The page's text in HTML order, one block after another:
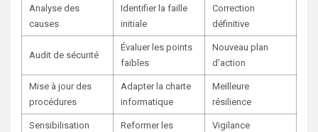
Analyse des
causes
Identifier la faille
initiale
Correction
définitive
Audit de sécurité
Évaluer les points
faibles
Nouveau plan
d’action
Mise à jour des
procédures
Adapter la charte
informatique
Meilleure
résilience
Sensibilisation
Reformer les
Vigilance